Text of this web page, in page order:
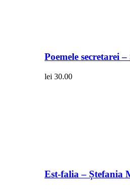
Poemele secretarei
lei 30.00
Est-falia – Ștefania